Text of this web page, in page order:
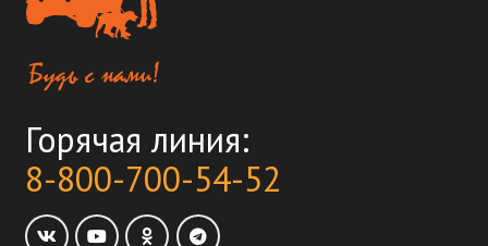
Горячая линия:
8-800-700-54-52